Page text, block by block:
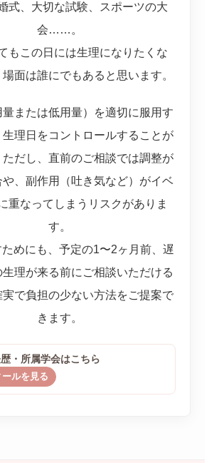
式、大切な試験、スポーツの大
会……。
もこの日には生理になりたくな
面は誰にでもあると思います。
量または低用量）を適切に服用す
生理日をコントロールすることが
だし、直前のご相談では調整が
、副作用（吐き気など）がイベ
重なってしまうリスクがありま
す。
めにも、予定の1〜2ヶ月前、遅
生理が来る前にご相談いただける
実で負担の少ない方法をご提案で
きます。
・所属学会はこちら
ルを見る